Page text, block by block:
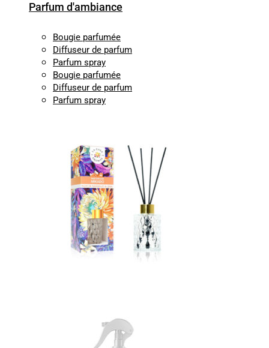
Parfum d'ambiance
Bougie parfumée
Diffuseur de parfum
Parfum spray
Bougie parfumée
Diffuseur de parfum
Parfum spray